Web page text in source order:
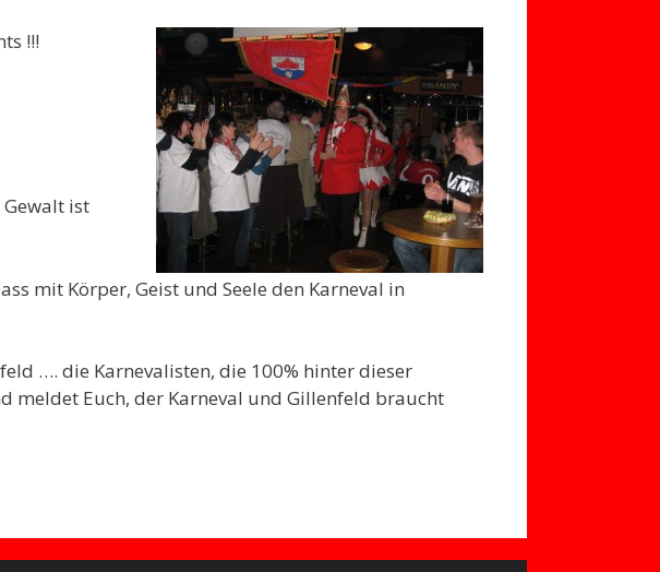
!!!
ist
mit Körper, Geist und Seele den Karneval in
…. die Karnevalisten, die 100% hinter dieser
meldet Euch, der Karneval und Gillenfeld braucht